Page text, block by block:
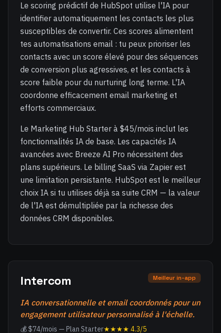
Le scoring prédictif de HubSpot utilise l'IA pour
identifier automatiquement les contacts les plus
susceptibles de convertir. Ces scores alimentent
tes automatisations email : tu peux prioriser les
contacts avec un score élevé pour des séquences
de conversion plus agressives, et les contacts à
score faible pour du nurturing long terme. L'IA
coordonne efficacement email marketing et
efforts commerciaux.
Le Marketing Hub Starter à $45/mois inclut les
fonctionnalités IA de base. Les capacités IA
avancées avec Breeze AI Pro nécessitent des
plans supérieurs. Le billing SaaS via Zapier est
une limitation persistante. HubSpot est le meilleur
choix IA si tu utilises déjà sa suite CRM — la valeur
de l'IA est démultipliée par la richesse des
données CRM disponibles.
Intercom Meilleur in-app
IA conversationnelle et email coordonnés pour un
engagement utilisateur personnalisé à l'échelle.
💰 $74/mois — Plan Starter★★★★ 4.3/5